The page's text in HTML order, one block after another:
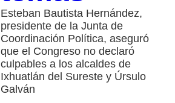
Esteban Bautista Hernández,
presidente de la Junta de
Coordinación Política, aseguró
que el Congreso no declaró
culpables a los alcaldes de
Ixhuatlán del Sureste y Úrsulo
Galván